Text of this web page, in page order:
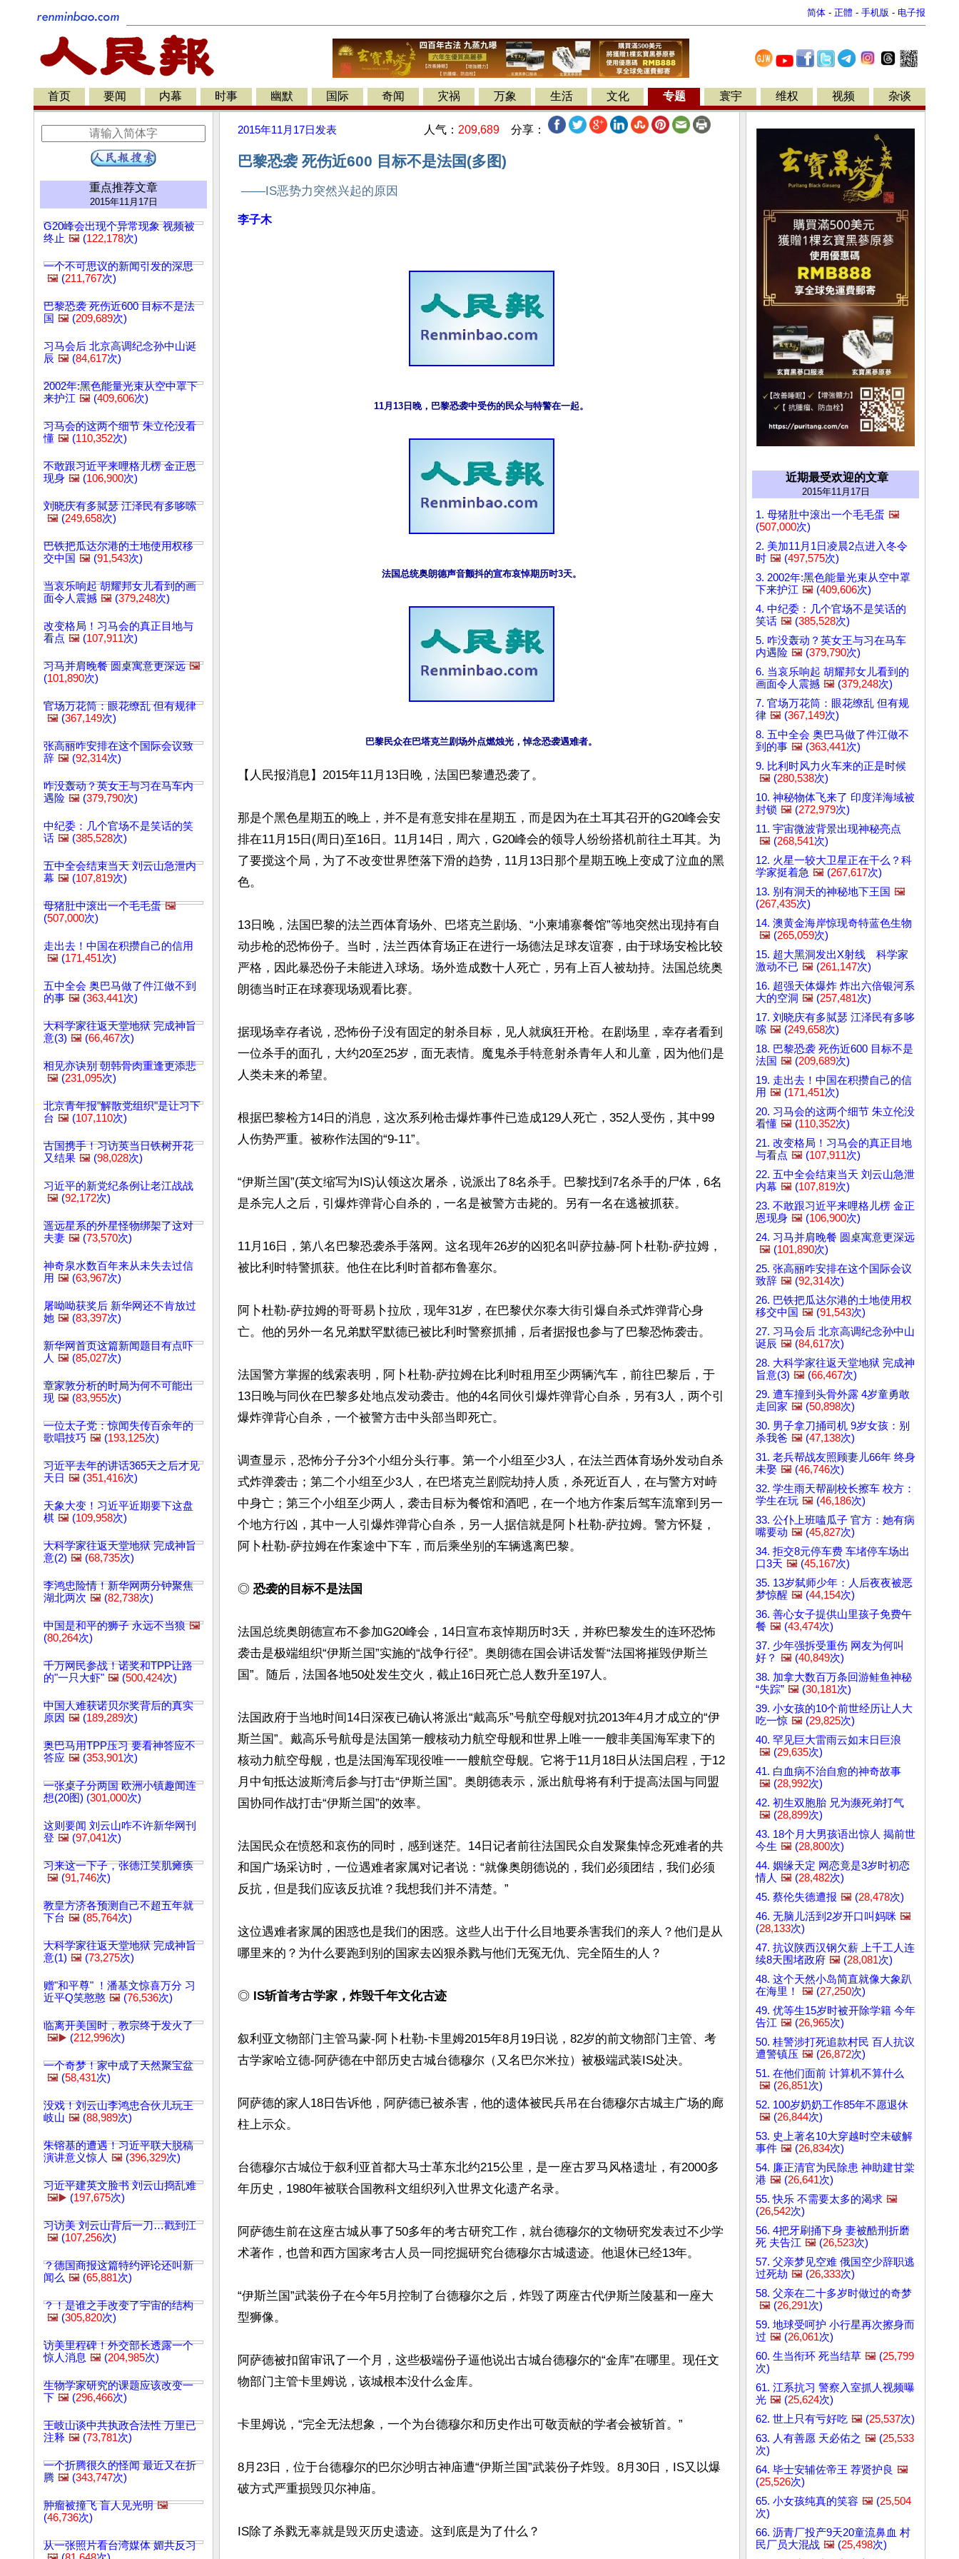
简体 - 正體 - 手机版 - 电子报
首页 要闻 内幕 时事 幽默 国际 奇闻 灾祸 万象 生活 文化 专题 寰宇 维权 视频 杂谈
重点推荐文章
2015年11月17日
G20峰会出现个异常现象 视频被
终止 🖼️ (122,178次)
一个不可思议的新闻引发的深思
🖼️ (211,767次)
巴黎恐袭 死伤近600 目标不是法
国 🖼️ (209,689次)
习马会后 北京高调纪念孙中山诞
辰 🖼️ (84,617次)
2002年:黑色能量光束从空中罩下
来护江 🖼️ (409,606次)
习马会的这两个细节 朱立伦没看
懂 🖼️ (110,352次)
不敢跟习近平来哩格儿楞 金正恩
现身 🖼️ (106,900次)
刘晓庆有多脦瑟 江泽民有多哆嗦
🖼️ (249,658次)
巴铁把瓜达尔港的土地使用权移
交中国 🖼️ (91,543次)
当哀乐响起 胡耀邦女儿看到的画
面令人震撼 🖼️ (379,248次)
改变格局！习马会的真正目地与
看点 🖼️ (107,911次)
习马并肩晚餐 圆桌寓意更深远 🖼️
(101,890次)
官场万花筒：眼花缭乱 但有规律
🖼️ (367,149次)
张高丽咋安排在这个国际会议致
辞 🖼️ (92,314次)
咋没轰动？英女王与习在马车内
遇险 🖼️ (379,790次)
中纪委：几个官场不是笑话的笑
话 🖼️ (385,528次)
五中全会结束当天 刘云山急泄内
幕 🖼️ (107,819次)
母猪肚中滚出一个毛毛蛋 🖼️
(507,000次)
走出去！中国在积攒自己的信用
🖼️ (171,451次)
五中全会 奥巴马做了件江做不到
的事 🖼️ (363,441次)
大科学家往返天堂地狱 完成神旨
意(3) 🖼️ (66,467次)
相见亦诀别 朝韩骨肉重逢更添悲
🖼️ (231,095次)
北京青年报"解散党组织"是让习下
台 🖼️ (107,110次)
古国携手！习访英当日铁树开花
又结果 🖼️ (98,028次)
习近平的新党纪条例让老江战战
🖼️ (92,172次)
遥远星系的外星怪物绑架了这对
夫妻 🖼️ (73,570次)
神奇泉水数百年来从未失去过信
用 🖼️ (63,967次)
屠呦呦获奖后 新华网还不肯放过
她 🖼️ (83,397次)
新华网首页这篇新闻题目有点吓
人 🖼️ (85,027次)
章家敦分析的时局为何不可能出
现 🖼️ (83,955次)
一位太子党：惊闻失传百余年的
歌唱技巧 🖼️ (193,125次)
习近平去年的讲话365天之后才见
天日 🖼️ (351,416次)
天象大变！习近平近期要下这盘
棋 🖼️ (109,958次)
大科学家往返天堂地狱 完成神旨
意(2) 🖼️ (68,735次)
李鸿忠险情！新华网两分钟聚焦
湖北两次 🖼️ (82,738次)
中国是和平的狮子 永远不当狼 🖼️
(80,264次)
千万网民参战！诺奖和TPP让路
的"一只大虾" 🖼️ (500,424次)
中国人难获诺贝尔奖背后的真实
原因 🖼️ (189,289次)
奥巴马用TPP压习 要看神答应不
答应 🖼️ (353,901次)
一张桌子分两国 欧洲小镇趣闻连
想(20图) (301,000次)
这则要闻 刘云山咋不许新华网刊
登 🖼️ (97,041次)
习来这一下子，张德江笑肌瘫痪
🖼️ (91,746次)
教皇方济各预测自己不超五年就
下台 🖼️ (85,764次)
大科学家往返天堂地狱 完成神旨
意(1) 🖼️ (73,275次)
赠"和平尊" ！潘基文惊喜万分 习
近平Q笑憨憨 🖼️ (76,536次)
临离开美国时，教宗终于发火了
🖼️▶️ (212,996次)
一个奇梦！家中成了天然聚宝盆
🖼️ (58,431次)
没戏！刘云山李鸿忠合伙儿玩王
岐山 🖼️ (88,989次)
朱镕基的遭遇！习近平联大脱稿
演讲意义惊人 🖼️ (396,329次)
习近平建英文脸书 刘云山捣乱难
🖼️▶️ (197,675次)
习访美 刘云山背后一刀…戳到江
🖼️ (107,256次)
？德国商报这篇特约评论还叫新
闻么 🖼️ (65,881次)
？！是谁之手改变了宇宙的结构
🖼️ (305,820次)
访美里程碑！外交部长透露一个
惊人消息 🖼️ (204,985次)
生物学家研究的课题应该改变一
下 🖼️ (296,466次)
王岐山谈中共执政合法性 万里已
注释 🖼️ (73,781次)
一个折腾很久的怪闻 最近又在折
腾 🖼️ (343,747次)
肿瘤被撞飞 盲人见光明 🖼️
(46,736次)
从一张照片看台湾媒体 媚共反习
2015年11月17日 发表 人气： 209,689 分享：
巴黎恐袭 死伤近600 目标不是法国(多图)
——IS恶势力突然兴起的原因
李子木
11月13日晚，巴黎恐袭中受伤的民众与特警在一起。
法国总统奥朗德声音颤抖的宣布哀悼期历时3天。
巴黎民众在巴塔克兰剧场外点燃烛光，悼念恐袭遇难者。
【人民报消息】2015年11月13日晚，法国巴黎遭恐袭了。
那是个黑色星期五的晚上，并不是有意安排在星期五，而是因为在土耳其召开的G20峰会安
排在11月15日(周日)至16日。11月14日，周六，G20峰会的领导人纷纷搭机前往土耳其。为
了要搅这个局，为了不改变世界堕落下滑的趋势，11月13日那个星期五晚上变成了泣血的黑
色。
13日晚，法国巴黎的法兰西体育场外、巴塔克兰剧场、“小柬埔寨餐馆”等地突然出现持有自
动步枪的恐怖份子。当时，法兰西体育场正在进行一场德法足球友谊赛，由于球场安检比较
严格，因此暴恐份子未能进入球场。场外造成数十人死亡，另有上百人被劫持。法国总统奥
朗德当时正在球赛现场观看比赛。
据现场幸存者说，恐怖份子没有固定的射杀目标，见人就疯狂开枪。在剧场里，幸存者看到
一位杀手的面孔，大约20至25岁，面无表情。魔鬼杀手特意射杀青年人和儿童，因为他们是
人类未来的希望。
根据巴黎检方14日的消息，这次系列枪击爆炸事件已造成129人死亡，352人受伤，其中99
人伤势严重。被称作法国的“9-11”。
“伊斯兰国”(英文缩写为IS)认领这次屠杀，说派出了8名杀手。巴黎找到7名杀手的尸体，6名
是杀完人之后，引爆炸弹背心自杀的，一名是被警方击毙的。另有一名在逃被抓获。
11月16日，第八名巴黎恐袭杀手落网。这名现年26岁的凶犯名叫萨拉赫-阿卜杜勒-萨拉姆，
被比利时特警抓获。他住在比利时首都布鲁塞尔。
阿卜杜勒-萨拉姆的哥哥易卜拉欣，现年31岁，在巴黎伏尔泰大街引爆自杀式炸弹背心身
亡。他的另外一名兄弟默罕默德已被比利时警察抓捕，后者据报也参与了巴黎恐怖袭击。
法国警方掌握的线索表明，阿卜杜勒-萨拉姆在比利时租用至少两辆汽车，前往巴黎后，于
13日晚与同伙在巴黎多处地点发动袭击。他的4名同伙引爆炸弹背心自杀，另有3人，两个引
爆炸弹背心自杀，一个被警方击中头部当即死亡。
调查显示，恐怖分子分3个小组分头行事。第一个小组至少3人，在法兰西体育场外发动自杀
式炸弹袭击；第二个小组至少3人，在巴塔克兰剧院劫持人质，杀死近百人，在与警方对峙
中身亡；第三个小组至少两人，袭击目标为餐馆和酒吧，在一个地方作案后驾车流窜到另一
个地方行凶，其中一人引爆炸弹背心自杀，另一人据信就是阿卜杜勒-萨拉姆。警方怀疑，
阿卜杜勒-萨拉姆在作案途中下车，而后乘坐别的车辆逃离巴黎。
◎ 恐袭的目标不是法国
法国总统奥朗德宣布不参加G20峰会，14日宣布哀悼期历时3天，并称巴黎发生的连环恐怖
袭击是极端组织“伊斯兰国”实施的“战争行径”。奥朗德在国会讲话发誓“法国将摧毁伊斯兰
国”。随后，法国各地50处发生交火，截止16日死亡总人数升至197人。
法国政府于当地时间14日深夜已确认将派出“戴高乐”号航空母舰对抗2013年4月才成立的“伊
斯兰国”。戴高乐号航母是法国第一艘核动力航空母舰和世界上唯一一艘非美国海军隶下的
核动力航空母舰，也是法国海军现役唯一一艘航空母舰。它将于11月18日从法国启程，于12
月中旬抵达波斯湾后参与打击“伊斯兰国”。奥朗德表示，派出航母将有利于提高法国与同盟
国协同作战打击“伊斯兰国”的效率。
法国民众在愤怒和哀伤的同时，感到迷茫。14日记者前往法国民众自发聚集悼念死难者的共
和国广场采访时，一位遇难者家属对记者说：“就像奥朗德说的，我们必须团结，我们必须
反抗，但是我们应该反抗谁？我想我们并不清楚。”
这位遇难者家属的困惑也是我们的困惑。这些人出于什么目地要杀害我们的亲人？他们是从
哪里来的？为什么要跑到别的国家去凶狠杀戮与他们无冤无仇、完全陌生的人？
◎ IS斩首考古学家，炸毁千年文化古迹
叙利亚文物部门主管马蒙-阿卜杜勒-卡里姆2015年8月19日说，82岁的前文物部门主管、考
古学家哈立德-阿萨德在中部历史古城台德穆尔（又名巴尔米拉）被极端武装IS处决。
阿萨德的家人18日告诉他，阿萨德已被杀害，他的遗体被民兵吊在台德穆尔古城主广场的廊
柱上示众。
台德穆尔古城位于叙利亚首都大马士革东北约215公里，是一座古罗马风格遗址，有2000多
年历史，1980年被联合国教科文组织列入世界文化遗产名录。
阿萨德生前在这座古城从事了50多年的考古研究工作，就台德穆尔的文物研究发表过不少学
术著作，也曾和西方国家考古人员一同挖掘研究台德穆尔古城遗迹。他退休已经13年。
“伊斯兰国”武装份子在今年5月控制了台德穆尔之后，炸毁了两座古代伊斯兰陵墓和一座大
型狮像。
阿萨德被扣留审讯了一个月，这些极端份子逼他说出古城台德穆尔的“金库”在哪里。现任文
物部门主管卡里姆说，该城根本没什么金库。
卡里姆说，“完全无法想象，一个为台德穆尔和历史作出可敬贡献的学者会被斩首。”
8月23日，位于台德穆尔的巴尔沙明古神庙遭“伊斯兰国”武装份子炸毁。8月30日，IS又以爆
破方式严重损毁贝尔神庙。
IS除了杀戮无辜就是毁灭历史遗迹。这到底是为了什么？
近期最受欢迎的文章
2015年11月17日
1. 母猪肚中滚出一个毛毛蛋 🖼️
(507,000次)
2. 美加11月1日凌晨2点进入冬令
时 🖼️ (497,575次)
3. 2002年:黑色能量光束从空中罩
下来护江 🖼️ (409,606次)
4. 中纪委：几个官场不是笑话的
笑话 🖼️ (385,528次)
5. 咋没轰动？英女王与习在马车
内遇险 🖼️ (379,790次)
6. 当哀乐响起 胡耀邦女儿看到的
画面令人震撼 🖼️ (379,248次)
7. 官场万花筒：眼花缭乱 但有规
律 🖼️ (367,149次)
8. 五中全会 奥巴马做了件江做不
到的事 🖼️ (363,441次)
9. 比利时风力火车来的正是时候
🖼️ (280,538次)
10. 神秘物体飞来了 印度洋海域被
封锁 🖼️ (272,979次)
11. 宇宙微波背景出现神秘亮点
🖼️ (268,541次)
12. 火星一较大卫星正在干么？科
学家挺着急 🖼️ (267,617次)
13. 别有洞天的神秘地下王国 🖼️
(267,435次)
14. 澳黄金海岸惊现奇特蓝色生物
🖼️ (265,059次)
15. 超大黑洞发出X射线 科学家
激动不已 🖼️ (261,147次)
16. 超强天体爆炸 炸出六倍银河系
大的空洞 🖼️ (257,481次)
17. 刘晓庆有多脦瑟 江泽民有多哆
嗦 🖼️ (249,658次)
18. 巴黎恐袭 死伤近600 目标不是
法国 🖼️ (209,689次)
19. 走出去！中国在积攒自己的信
用 🖼️ (171,451次)
20. 习马会的这两个细节 朱立伦没
看懂 🖼️ (110,352次)
21. 改变格局！习马会的真正目地
与看点 🖼️ (107,911次)
22. 五中全会结束当天 刘云山急泄
内幕 🖼️ (107,819次)
23. 不敢跟习近平来哩格儿楞 金正
恩现身 🖼️ (106,900次)
24. 习马并肩晚餐 圆桌寓意更深远
🖼️ (101,890次)
25. 张高丽咋安排在这个国际会议
致辞 🖼️ (92,314次)
26. 巴铁把瓜达尔港的土地使用权
移交中国 🖼️ (91,543次)
27. 习马会后 北京高调纪念孙中山
诞辰 🖼️ (84,617次)
28. 大科学家往返天堂地狱 完成神
旨意(3) 🖼️ (66,467次)
29. 遭车撞到头骨外露 4岁童勇敢
走回家 🖼️ (50,898次)
30. 男子拿刀捅司机 9岁女孩：别
杀我爸 🖼️ (47,138次)
31. 老兵帮战友照顾妻儿66年 终身
未娶 🖼️ (46,746次)
32. 学生雨天帮副校长擦车 校方：
学生在玩 🖼️ (46,186次)
33. 公仆上班嗑瓜子 官方：她有病
嘴要动 🖼️ (45,827次)
34. 拒交8元停车费 车堵停车场出
口3天 🖼️ (45,167次)
35. 13岁弑师少年：人后夜夜被恶
梦惊醒 🖼️ (44,154次)
36. 善心女子提供山里孩子免费午
餐 🖼️ (43,474次)
37. 少年强拆受重伤 网友为何叫
好？ 🖼️ (40,849次)
38. 加拿大数百万条回游鲑鱼神秘
“失踪” 🖼️ (30,181次)
39. 小女孩的10个前世经历让人大
吃一惊 🖼️ (29,825次)
40. 罕见巨大雷雨云如末日巨浪
🖼️ (29,635次)
41. 白血病不治自愈的神奇故事
🖼️ (28,992次)
42. 初生双胞胎 兄为濒死弟打气
🖼️ (28,899次)
43. 18个月大男孩语出惊人 揭前世
今生 🖼️ (28,800次)
44. 姻缘天定 网恋竟是3岁时初恋
情人 🖼️ (28,482次)
45. 蔡伦失德遭报 🖼️ (28,478次)
46. 无脑儿活到2岁开口叫妈咪 🖼️
(28,133次)
47. 抗议陕西汉钢欠薪 上千工人连
续8天围堵政府 🖼️ (28,081次)
48. 这个天然小岛简直就像大象趴
在海里！
🖼️ (27,250次)
49. 优等生15岁时被开除学籍 今年
告江 🖼️ (26,965次)
50. 桂警涉打死追款村民 百人抗议
遭警镇压 🖼️ (26,872次)
51. 在他们面前 计算机不算什么
🖼️ (26,851次)
52. 100岁奶奶工作85年不愿退休
🖼️ (26,844次)
53. 史上著名10大穿越时空未破解
事件 🖼️ (26,834次)
54. 廉正清官为民除患 神助建甘棠
港 🖼️ (26,641次)
55. 快乐 不需要太多的渴求 🖼️
(26,542次)
56. 4把牙刷捅下身 妻被酷刑折磨
死 夫告江 🖼️ (26,523次)
57. 父亲梦见空难 俄国空少辞职逃
过死劫 🖼️ (26,333次)
58. 父亲在二十多岁时做过的奇梦
🖼️ (26,291次)
59. 地球受呵护 小行星再次擦身而
过 🖼️ (26,061次)
60. 生当衔环 死当结草 🖼️ (25,799
次)
61. 江系抗习 警察入室抓人视频曝
光 🖼️ (25,624次)
62. 世上只有亏好吃 🖼️ (25,537次)
63. 人有善愿 天必佑之 🖼️ (25,533
次)
64. 毕士安辅佐帝王 荐贤护良 🖼️
(25,526次)
65. 小女孩纯真的笑容 🖼️ (25,504
次)
66. 沥青厂投产9天20童流鼻血 村
民厂员大混战 🖼️ (25,498次)